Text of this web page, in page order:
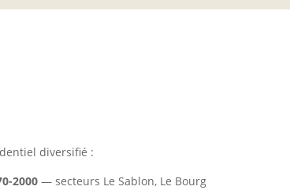
diversifié :
2000 — secteurs Le Sablon, Le Bourg